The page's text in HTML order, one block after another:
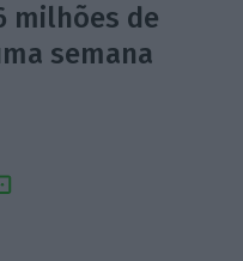
milhões de
semana